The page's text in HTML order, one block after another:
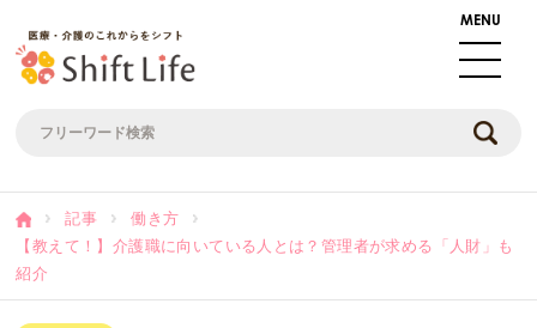
記事
働き方
【教えて！】介護職に向いている人とは？管理者が求める「人財」も
紹介